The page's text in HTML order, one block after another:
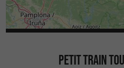
PETIT TRAIN